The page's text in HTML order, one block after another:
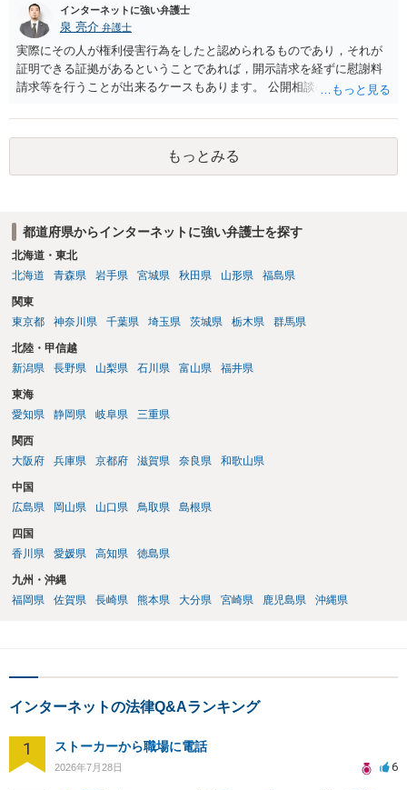
し、よってわいせつの目的で当該十六歳未満の者と面会をした者は、
二年以下の拘禁刑又は百万円以下の罰金に処する。
インターネットに強い弁護士
泉 亮介 弁護士
実際にその人が権利侵害行為をしたと認められるものであり，それが
証明できる証拠があるということであれば，開示請求を経ずに慰謝料
請求等を行うことが出来るケースもあります。 公開相談の場では回答
に個別に相談されると良いでしょう。
もっとみる
都道府県からインターネットに強い弁護士を探す
北海道・東北
北海道
青森県 岩手県 宮城県 秋田県 山形県 福島県
関東
東京都
神奈川県 千葉県 埼玉県 茨城県 栃木県 群馬県
北陸・甲信越
新潟県
長野県 山梨県 石川県 富山県 福井県
東海
愛知県
静岡県 岐阜県 三重県
関西
大阪府
兵庫県 京都府 滋賀県 奈良県 和歌山県
中国
広島県
岡山県 山口県 鳥取県 島根県
四国
香川県
愛媛県 高知県 徳島県
九州・沖縄
福岡県
佐賀県 長崎県 熊本県 大分県 宮崎県 鹿児島県 沖縄県
インターネットの法律Q&Aランキング
1 ストーカーから職場に電話
2026年7月28日 6